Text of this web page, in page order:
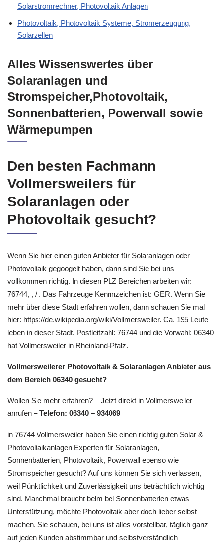
Solarstromrechner, Photovoltaik Anlagen
Photovoltaik, Photovoltaik Systeme, Stromerzeugung,
Solarzellen
Alles Wissenswertes über
Solaranlagen und
Stromspeicher,Photovoltaik,
Sonnenbatterien, Powerwall sowie
Wärmepumpen
Den besten Fachmann
Vollmersweilers für
Solaranlagen oder
Photovoltaik gesucht?
Wenn Sie hier einen guten Anbieter für Solaranlagen oder
Photovoltaik gegoogelt haben, dann sind Sie bei uns
vollkommen richtig. In diesen PLZ Bereichen arbeiten wir:
76744, , / . Das Fahrzeuge Kennnzeichen ist: GER. Wenn Sie
mehr über diese Stadt erfahren wollen, dann schauen Sie mal
hier: https://de.wikipedia.org/wiki/Vollmersweiler. Ca. 195 Leute
leben in dieser Stadt. Postleitzahl: 76744 und die Vorwahl: 06340
hat Vollmersweiler in Rheinland-Pfalz.
Vollmersweilerer Photovoltaik & Solaranlagen Anbieter aus
dem Bereich 06340 gesucht?
Wollen Sie mehr erfahren? – Jetzt direkt in Vollmersweiler
anrufen –Telefon: 06340 – 934069
in 76744 Vollmersweiler haben Sie einen richtig guten Solar &
Photovoltaikanlagen Experten für Solaranlagen,
Sonnenbatterien, Photovoltaik, Powerwall ebenso wie
Stromspeicher gesucht? Auf uns können Sie sich verlassen,
weil Pünktlichkeit und Zuverlässigkeit uns beträchtlich wichtig
sind. Manchmal braucht beim bei Sonnenbatterien etwas
Unterstützung, möchte Photovoltaik aber doch lieber selbst
machen. Sie schauen, bei uns ist alles vorstellbar, täglich ganz
auf jeden Kunden abstimmbar und selbstverständlich